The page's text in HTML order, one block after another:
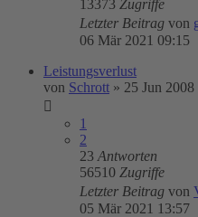
13373 Zugriffe
Letzter Beitrag von
06 Mär 2021 09:15
Leistungsverlust
von Schrott » 25 Jun 2008
1
2
23 Antworten
56510 Zugriffe
Letzter Beitrag von
05 Mär 2021 13:57